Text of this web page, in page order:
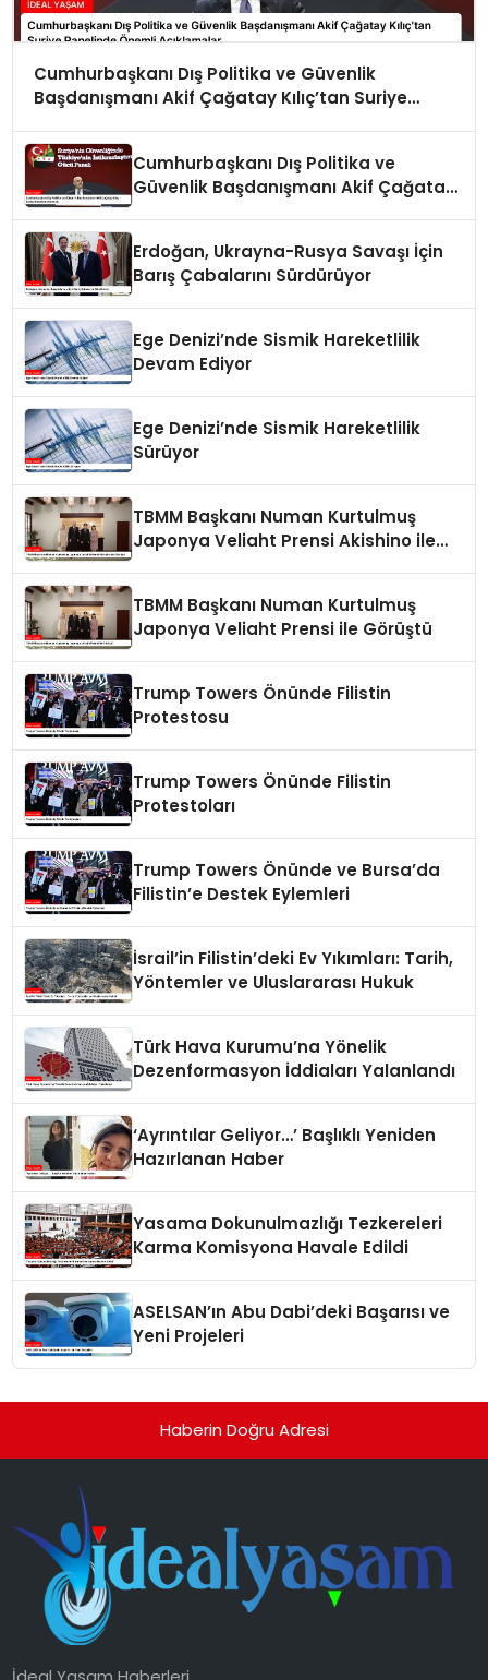
Cumhurbaşkanı Dış Politika ve Güvenlik
Başdanışmanı Akif Çağatay Kılıç’tan Suriye
Cumhurbaşkanı Dış Politika ve
Güvenlik Başdanışmanı Akif Çağatay
Erdoğan, Ukrayna-Rusya Savaşı İçin
Barış Çabalarını Sürdürüyor
Ege Denizi’nde Sismik Hareketlilik
Devam Ediyor
Ege Denizi’nde Sismik Hareketlilik
Sürüyor
TBMM Başkanı Numan Kurtulmuş
Japonya Veliaht Prensi Akishino ile
TBMM Başkanı Numan Kurtulmuş
Japonya Veliaht Prensi ile Görüştü
Trump Towers Önünde Filistin
Protestosu
Trump Towers Önünde Filistin
Protestoları
Trump Towers Önünde ve Bursa’da
Filistin’e Destek Eylemleri
İsrail’in Filistin’deki Ev Yıkımları: Tarih,
Yöntemler ve Uluslararası Hukuk
Türk Hava Kurumu’na Yönelik
Dezenformasyon İddiaları Yalanlandı
‘Ayrıntılar Geliyor…’ Başlıklı Yeniden
Hazırlanan Haber
Yasama Dokunulmazlığı Tezkereleri
Karma Komisyona Havale Edildi
ASELSAN’ın Abu Dabi’deki Başarısı ve
Yeni Projeleri
Haberin Doğru Adresi